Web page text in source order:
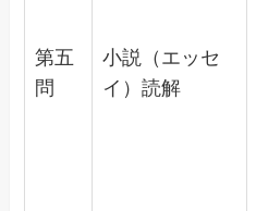
第五
問
小説（エッセ
イ）読解